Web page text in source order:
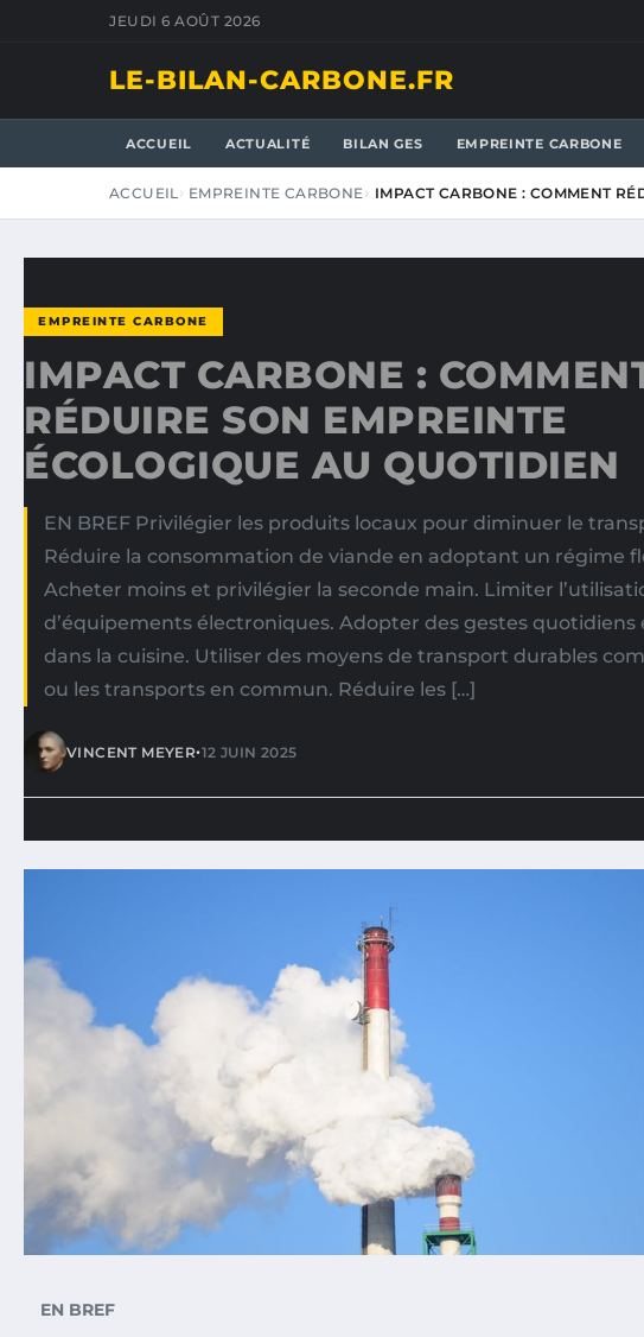
JEUDI 6 AOÛT 2026
LE-BILAN-CARBONE.FR
ACCUEIL ACTUALITÉ BILAN GES EMPREINTE CARBONE
ACCUEIL EMPREINTE CARBONE IMPACT CARBONE : COMMENT
EMPREINTE CARBONE
IMPACT CARBONE :
RÉDUIRE SON EMPREINTE
ÉCOLOGIQUE AU QUOTIDIEN
EN BREF Privilégier les produits locaux pour diminuer le
Réduire la consommation de viande en adoptant un régime
Acheter moins et privilégier la seconde main. Limiter
d’équipements électroniques. Adopter des gestes quotidiens
dans la cuisine. Utiliser des moyens de transport durables
ou les transports en commun. Réduire les […]
VINCENT MEYER•12 JUIN 2025
EN BREF